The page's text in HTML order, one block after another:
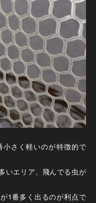
さく軽いのが特徴的で
いエリア、飛んでる虫が
1番多く出るのが利点で